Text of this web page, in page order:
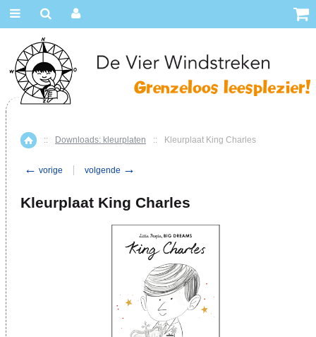
Home
:: Downloads: kleurplaten :: Kleurplaat King Charles
← vorige volgende →
Kleurplaat King Charles